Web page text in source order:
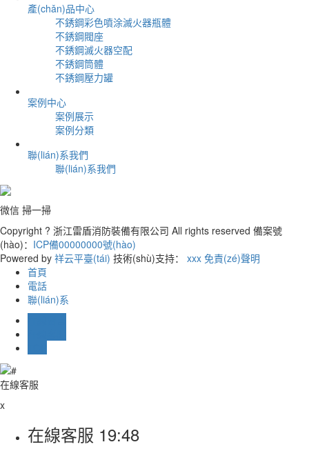
產(chǎn)品中心
不銹鋼彩色噴涂滅火器瓶體
不銹鋼閥座
不銹鋼滅火器空配
不銹鋼筒體
不銹鋼壓力罐
案例中心
案例展示
案例分類
聯(lián)系我們
聯(lián)系我們
微信 掃一掃
Copyright ? 浙江雷盾消防裝備有限公司 All rights reserved 備案號
(hào)： ICP備00000000號(hào)
Powered by 祥云平臺(tái) 技術(shù)支持： xxx 免責(zé)聲明
首頁
電話
聯(lián)系
在線客服
x
在線客服 19:48